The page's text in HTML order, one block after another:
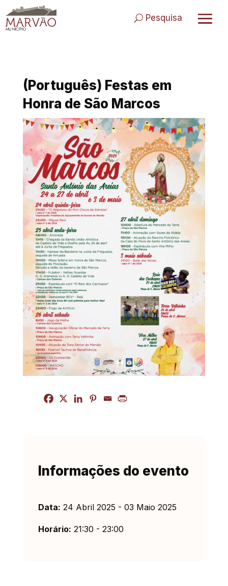
to
content
Pesquisa
(Português) Festas em
Honra de São Marcos
Informações do evento
Data: 24 Abril 2025 - 03 Maio 2025
Horário: 21:30 - 23:00